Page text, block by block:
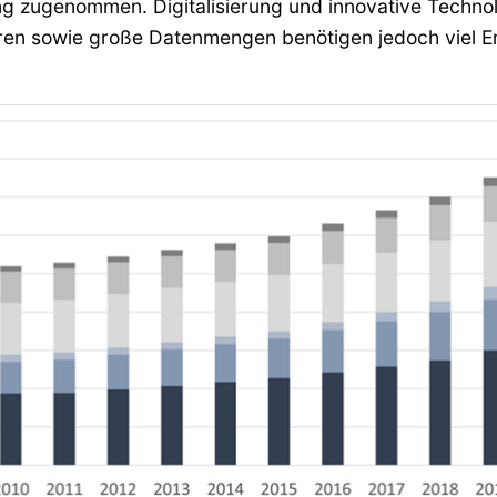
Digitalisierung und innovative
sowie große Datenmengen benötigen jedoch viel